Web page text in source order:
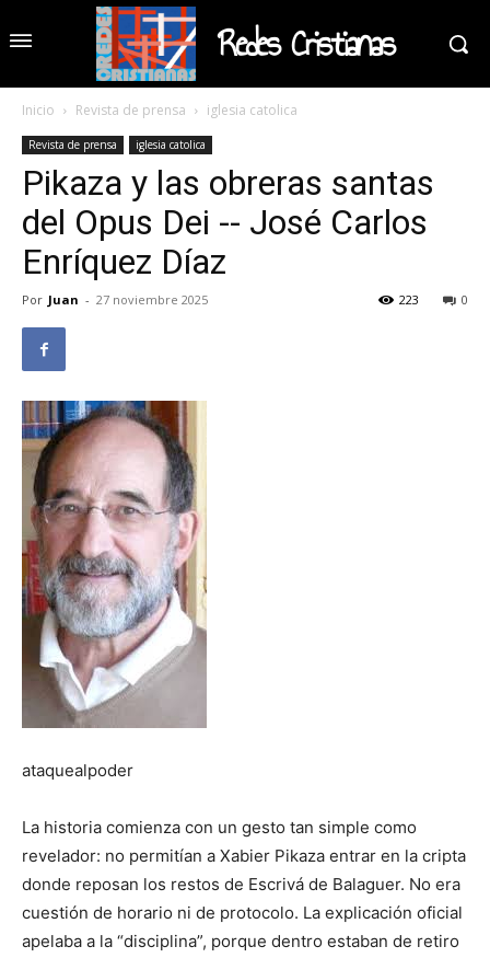
Redes Cristianas
Inicio Revista de prensa iglesia catolica
Revista de prensa iglesia catolica
Pikaza y las obreras santas
del Opus Dei -- José Carlos
Enríquez Díaz
Por Juan - 27 noviembre 2025 0
223
ataquealpoder
La historia comienza con un gesto tan simple como
revelador: no permitían a Xabier Pikaza entrar en la cripta
donde reposan los restos de Escrivá de Balaguer. No era
cuestión de horario ni de protocolo. La explicación oficial
apelaba a la “disciplina”, porque dentro estaban de retiro